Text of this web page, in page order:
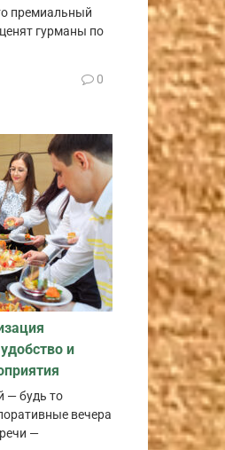
премиальный
гурманы по
0
и
— будь то
вечера
—